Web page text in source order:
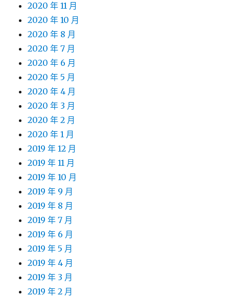
2020 年 11 月
2020 年 10 月
2020 年 8 月
2020 年 7 月
2020 年 6 月
2020 年 5 月
2020 年 4 月
2020 年 3 月
2020 年 2 月
2020 年 1 月
2019 年 12 月
2019 年 11 月
2019 年 10 月
2019 年 9 月
2019 年 8 月
2019 年 7 月
2019 年 6 月
2019 年 5 月
2019 年 4 月
2019 年 3 月
2019 年 2 月